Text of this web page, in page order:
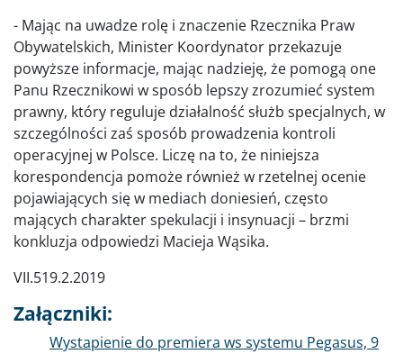
- Mając na uwadze rolę i znaczenie Rzecznika Praw
Obywatelskich, Minister Koordynator przekazuje
powyższe informacje, mając nadzieję, że pomogą one
Panu Rzecznikowi w sposób lepszy zrozumieć system
prawny, który reguluje działalność służb specjalnych, w
szczególności zaś sposób prowadzenia kontroli
operacyjnej w Polsce. Liczę na to, że niniejsza
korespondencja pomoże również w rzetelnej ocenie
pojawiających się w mediach doniesień, często
mających charakter spekulacji i insynuacji – brzmi
konkluzja odpowiedzi Macieja Wąsika.
VII.519.2.2019
Załączniki:
Dokument
Wystapienie do premiera ws systemu Pegasus, 9